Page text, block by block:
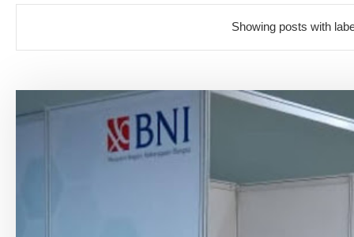
Showing posts with